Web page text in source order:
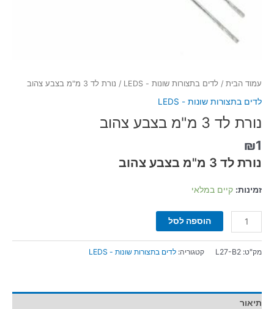
עמוד הבית / לדים בתצורות שונות - LEDS / נורת לד 3 מ"מ בצבע צהוב
לדים בתצורות שונות - LEDS
נורת לד 3 מ"מ בצבע צהוב
₪1
נורת לד 3 מ"מ בצבע צהוב
זמינות: קיים במלאי
הוספה לסל
מק"ט: L27-B2 קטגוריה: לדים בתצורות שונות - LEDS
תיאור